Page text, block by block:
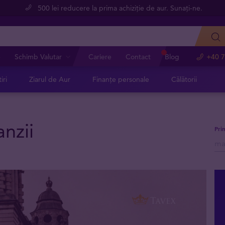
500 lei reducere la prima achiziție de aur. Sunați-ne.
Schimb Valutar Cariere Contact Blog +40
Ziarul de Aur Finanțe personale Călătorii